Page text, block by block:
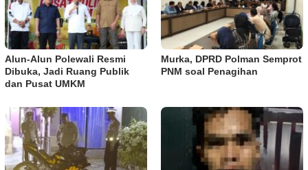
Alun-Alun Polewali Resmi
Dibuka, Jadi Ruang Publik
dan Pusat UMKM
Murka, DPRD Polman Semprot
PNM soal Penagihan